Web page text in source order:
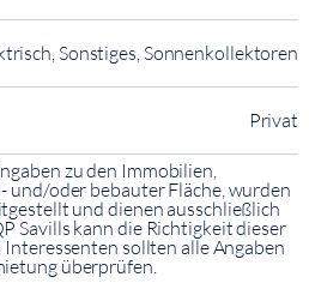
Sonstiges, Sonnenkollektoren
Privat
zu den Immobilien,
und/oder bebauter Fläche, wurden
und dienen ausschließlich
Savills kann die Richtigkeit dieser
sollten alle Angaben
überprüfen.